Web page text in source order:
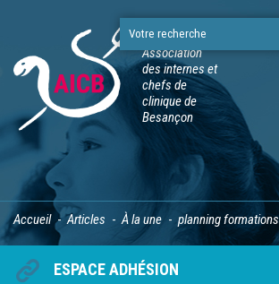
Association
des internes et
chefs de
clinique de
Besançon
Accueil Articles À la une planning formations
ESPACE ADHÉSION